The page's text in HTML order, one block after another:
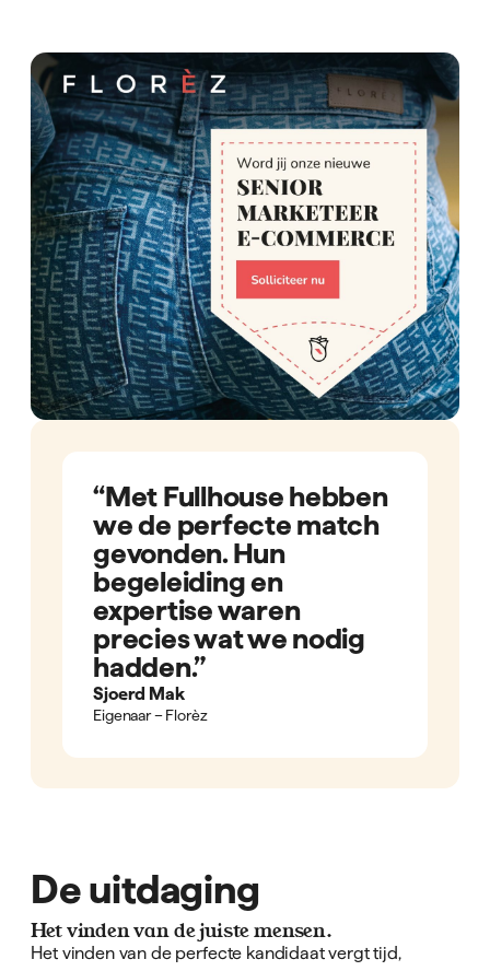
“Met Fullhouse hebben
we de perfecte match
gevonden. Hun
begeleiding en
expertise waren
precies wat we nodig
hadden.”
Sjoerd Mak
Eigenaar – Florèz
De uitdaging
Het vinden van de juiste mensen.
Het vinden van de perfecte kandidaat vergt tijd,